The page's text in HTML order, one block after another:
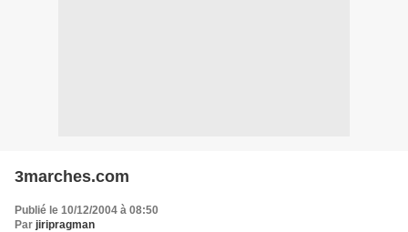
3marches.com
Publié le 10/12/2004 à 08:50
Par jiripragman